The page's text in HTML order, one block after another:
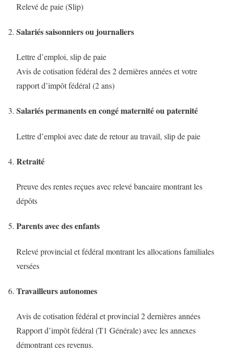
Relevé de paie (Slip)
Salariés saisonniers ou journaliers
Lettre d’emploi, slip de paie
Avis de cotisation fédéral des 2 dernières années et votre
rapport d’impôt fédéral (2 ans)
Salariés permanents en congé maternité ou paternité
Lettre d’emploi avec date de retour au travail, slip de paie
Retraité
Preuve des rentes reçues avec relevé bancaire montrant les
dépôts
Parents avec des enfants
Relevé provincial et fédéral montrant les allocations familiales
versées
Travailleurs autonomes
Avis de cotisation fédéral et provincial 2 dernières années
Rapport d’impôt fédéral (T1 Générale) avec les annexes
démontrant ces revenus.